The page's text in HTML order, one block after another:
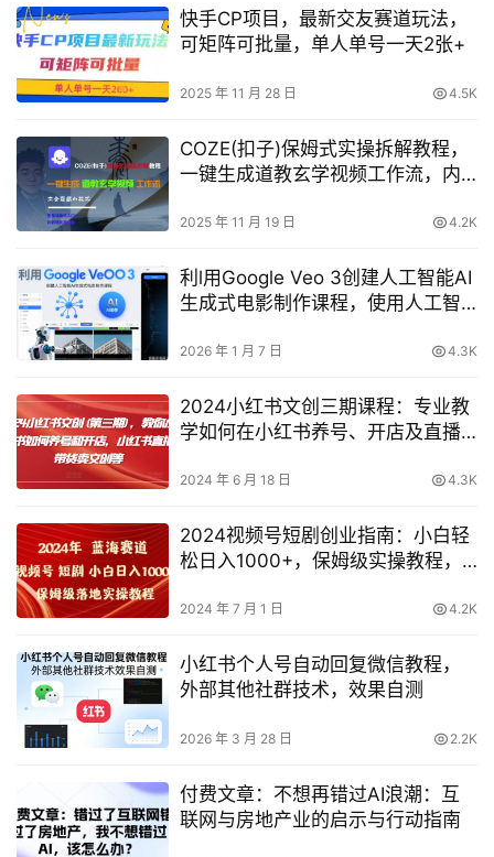
快手CP项目，最新交友赛道玩法，
可矩阵可批量，单人单号一天2张+
2025 年 11 月 28 日 4.5K
COZE(扣子)保姆式实操拆解教程，
一键生成道教玄学视频工作流，内
2025 年 11 月 19 日 4.2K
利l用Google Veo 3创建人工智能AI
生成式电影制作课程，使用人工智
2026 年 1 月 7 日 4.3K
2024小红书文创三期课程：专业教
学如何在小红书养号、开店及直播
2024 年 6 月 18 日 4.3K
2024视频号短剧创业指南：小白轻
松日入1000+，保姆级实操教程，
2024 年 7 月 1 日 4.2K
小红书个人号自动回复微信教程，
外部其他社群技术，效果自测
2026 年 3 月 28 日 2.2K
付费文章：不想再错过AI浪潮：互
联网与房地产业的启示与行动指南